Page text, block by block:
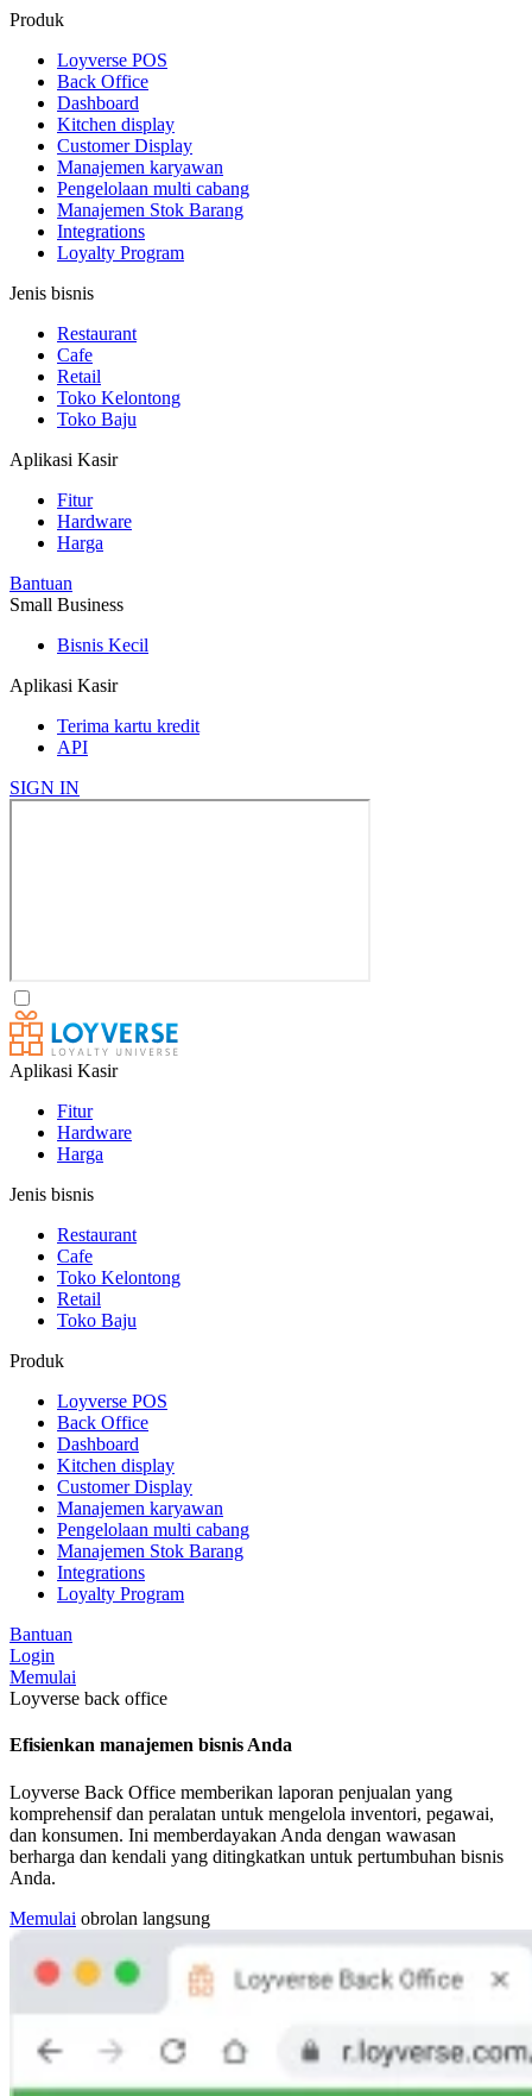
Produk
Loyverse POS
Back Office
Dashboard
Kitchen display
Customer Display
Manajemen karyawan
Pengelolaan multi cabang
Manajemen Stok Barang
Integrations
Loyalty Program
Jenis bisnis
Restaurant
Cafe
Retail
Toko Kelontong
Toko Baju
Aplikasi Kasir
Fitur
Hardware
Harga
Bantuan
Small Business
Bisnis Kecil
Aplikasi Kasir
Terima kartu kredit
API
SIGN IN
Aplikasi Kasir
Fitur
Hardware
Harga
Jenis bisnis
Restaurant
Cafe
Toko Kelontong
Retail
Toko Baju
Produk
Loyverse POS
Back Office
Dashboard
Kitchen display
Customer Display
Manajemen karyawan
Pengelolaan multi cabang
Manajemen Stok Barang
Integrations
Loyalty Program
Bantuan
Login
Memulai
Loyverse back office
Efisienkan manajemen bisnis Anda
Loyverse Back Office memberikan laporan penjualan yang
komprehensif dan peralatan untuk mengelola inventori, pegawai,
dan konsumen. Ini memberdayakan Anda dengan wawasan
berharga dan kendali yang ditingkatkan untuk pertumbuhan bisnis
Anda.
Memulai obrolan langsung